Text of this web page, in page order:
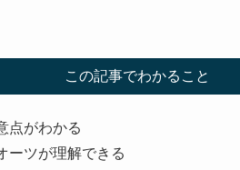
この記事でわかること
点がわかる
ーツが理解できる